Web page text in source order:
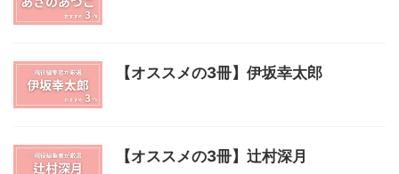
【オススメの3冊】伊坂幸太郎
【オススメの3冊】辻村深月